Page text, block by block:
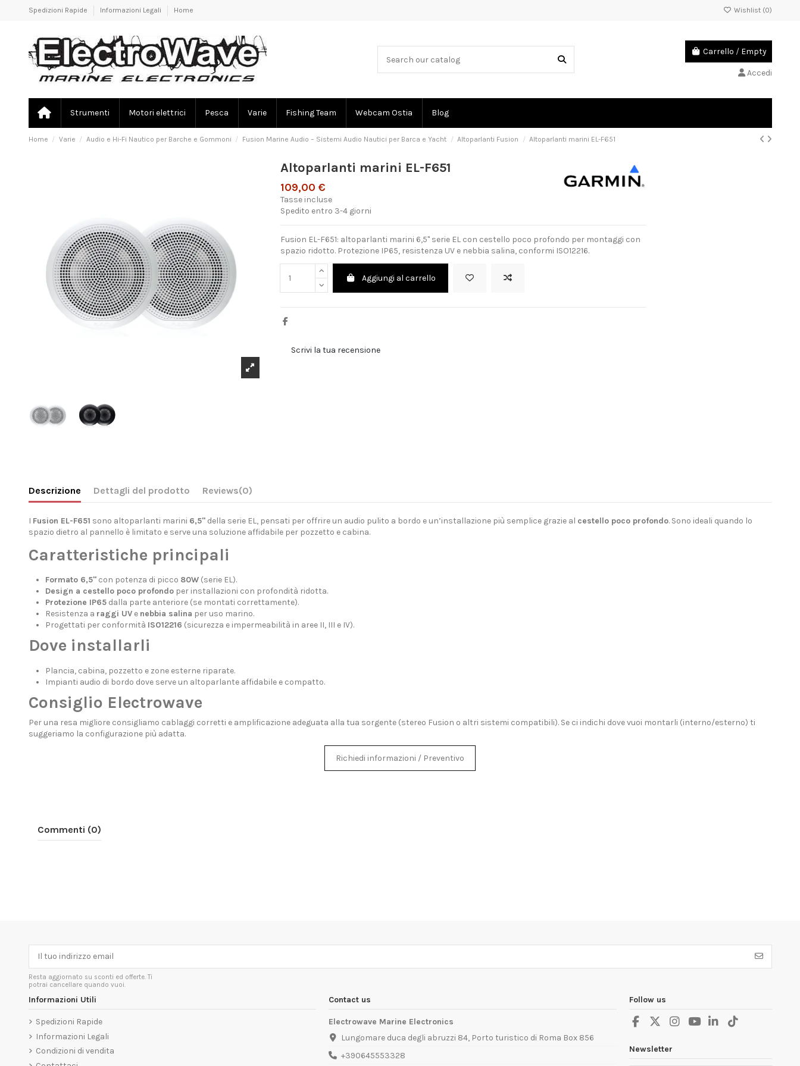
Spedizioni Rapide Informazioni Legali Home Wishlist (0)
Carrello / Empty
Accedi
Strumenti Motori elettrici Pesca Varie Fishing Team Webcam Ostia Blog
Home Varie Audio e Hi-Fi Nautico per Barche e Gommoni Fusion Marine Audio – Sistemi Audio Nautici per Barca e Yacht Altoparlanti Fusion Altoparlanti marini EL-F651
Altoparlanti marini EL-F651
109,00 €
Tasse incluse
Spedito entro 3-4 giorni
Fusion EL-F651: altoparlanti marini 6,5" serie EL con cestello poco profondo per montaggi con
spazio ridotto. Protezione IP65, resistenza UV e nebbia salina, conformi ISO12216.
Aggiungi al carrello
Scrivi la tua recensione
Descrizione Dettagli del prodotto Reviews(0)
I Fusion EL-F651 sono altoparlanti marini 6,5"della serie EL, pensati per offrire un audio pulito a bordo e un’installazione più semplice grazie al cestello poco profondo. Sono ideali quando lo
spazio dietro al pannello è limitato e serve una soluzione affidabile per pozzetto e cabina.
Caratteristiche principali
Formato 6,5"con potenza di picco 80W(serie EL).
Design a cestello poco profondoper installazioni con profondità ridotta.
Protezione IP65dalla parte anteriore (se montati correttamente).
Resistenza a raggi UVe nebbia salina per uso marino.
Progettati per conformità ISO12216 (sicurezza e impermeabilità in aree II, III e IV).
Dove installarli
Plancia, cabina, pozzetto e zone esterne riparate.
Impianti audio di bordo dove serve un altoparlante affidabile e compatto.
Consiglio Electrowave
Per una resa migliore consigliamo cablaggi corretti e amplificazione adeguata alla tua sorgente (stereo Fusion o altri sistemi compatibili). Se ci indichi dove vuoi montarli (interno/esterno) ti
suggeriamo la configurazione più adatta.
Richiedi informazioni / Preventivo
Commenti (0)
Resta aggiornato su sconti ed offerte. Ti
potrai cancellare quando vuoi.
Informazioni Utili
Spedizioni Rapide
Informazioni Legali
Condizioni di vendita
Contact us
Electrowave Marine Electronics
Lungomare duca degli abruzzi 84, Porto turistico di Roma Box 856
+390645553328
Follow us
Newsletter